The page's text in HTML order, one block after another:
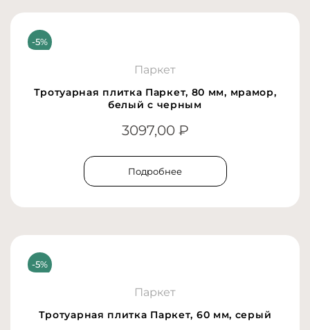
Паркет
Тротуарная плитка Паркет, 80 мм, мрамор,
белый с черным
3097,00 ₽
Подробнее
Паркет
Тротуарная плитка Паркет, 60 мм, серый